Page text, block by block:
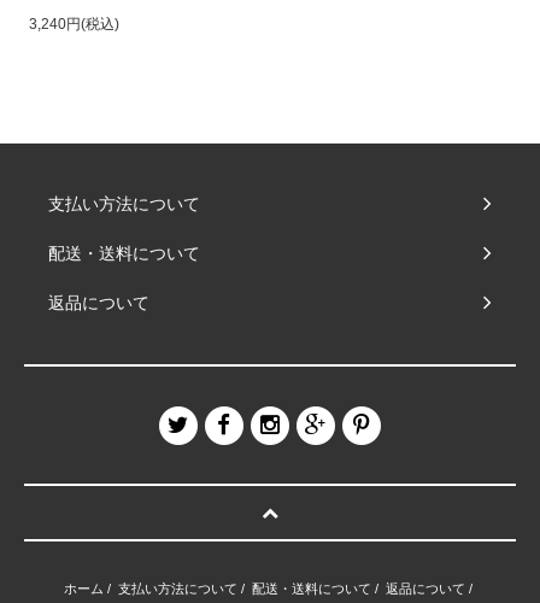
3,240円(税込)
支払い方法について
配送・送料について
返品について
ホーム / 支払い方法について / 配送・送料について / 返品について /